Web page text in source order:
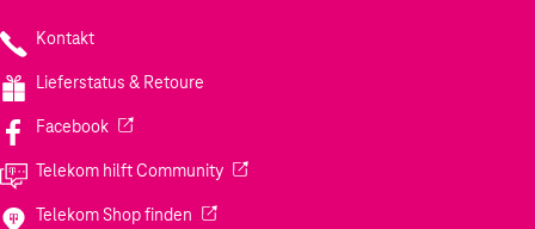
Kontakt
Lieferstatus & Retoure
Facebook(Wird in einem neuen Tab geöffnet)
Telekom hilft Community(Wird in einem neuen Tab geöffnet)
Telekom Shop finden (Wird in einem neuen Tab geöffnet)